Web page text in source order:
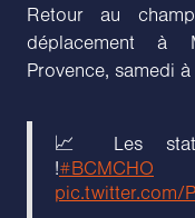
Retour au
déplacement à
Provence, samedi
📈 Les
!#BCMCHO
pic.twitter.com/